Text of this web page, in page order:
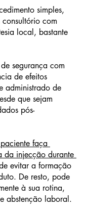
simples,
com
local, bastante
segurança com
de efeitos
administrado de
que sejam
pós-
faça
da injecção durante
evitar a formação
De resto, pode
à sua rotina,
abstenção laboral.